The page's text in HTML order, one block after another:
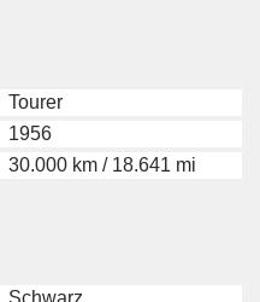
Tourer
1956
30.000 km / 18.641 mi
Schwarz